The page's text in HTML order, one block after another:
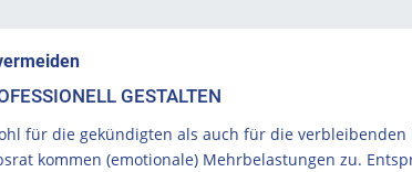
GESTALTEN
für die gekündigten als auch für die
kommen (emotionale) Mehrbelastungen zu.